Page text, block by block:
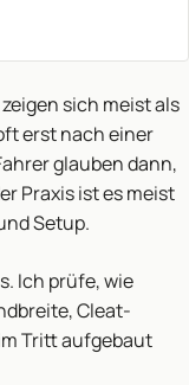
sich meist als
erst nach einer
glauben dann,
Praxis ist es meist
Setup.
Ich prüfe, wie
Cleat-
Tritt aufgebaut